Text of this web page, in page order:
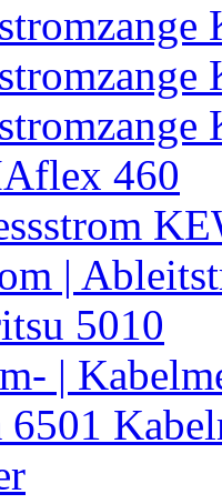
460
|
5010
|
6501